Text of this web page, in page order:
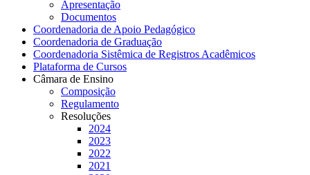
Apresentação
Documentos
Coordenadoria de Apoio Pedagógico
Coordenadoria de Graduação
Coordenadoria Sistêmica de Registros Acadêmicos
Plataforma de Cursos
Câmara de Ensino
Composição
Regulamento
Resoluções
2024
2023
2022
2021